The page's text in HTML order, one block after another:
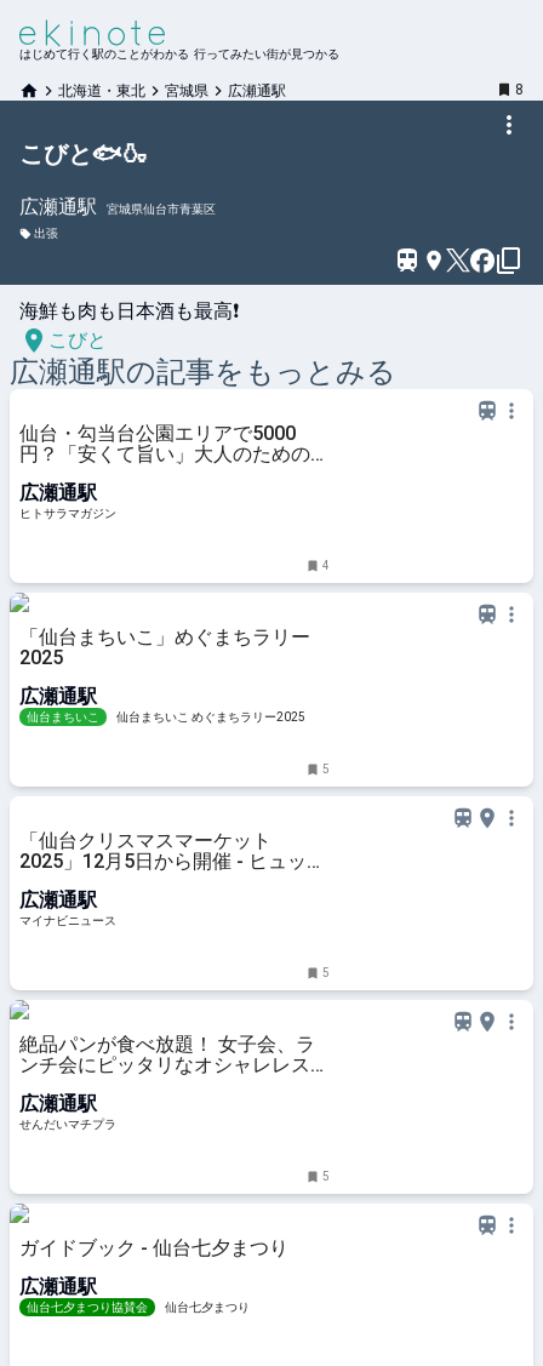
はじめて行く駅のことがわかる 行ってみたい街が見つかる
北海道・東北 宮城県 広瀬通駅 8
こびと🐟🍶
広瀬通駅
宮城県仙台市青葉区
出張
海鮮も肉も日本酒も最高❗️
こびと
広瀬通駅の記事をもっとみる
仙台・勾当台公園エリアで5000
円？「安くて旨い」大人のためのコ
ジン
広瀬通駅
ヒトサラマガジン
4
「仙台まちいこ」めぐまちラリー
2025
広瀬通駅
仙台まちいこ 仙台まちいこ めぐまちラリー2025
5
「仙台クリスマスマーケット
2025」12月5日から開催 - ヒュッテ
公開
広瀬通駅
マイナビニュース
5
絶品パンが食べ放題！ 女子会、ラ
ンチ会にピッタリなオシャレレスト
TRATTORIA RUBIN 仙台」～仙台市
⻘葉区中央～ - せんだいマチプラ
広瀬通駅
せんだいマチプラ
5
ガイドブック - 仙台七夕まつり
広瀬通駅
仙台七夕まつり協賛会 仙台七夕まつり